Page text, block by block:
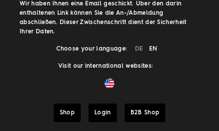
Wir haben Ihnen eine Email geschickt. Über den darin
enthaltenen Link können Sie die An-/Abmeldung
abschließen. Dieser Zwischenschritt dient der Sicherheit
Ihrer Daten.
Choose your language: DE EN
Visit our international websites:
Shop Login B2B Shop